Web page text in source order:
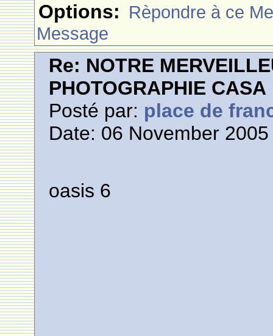
Options: Rèpondre à ce
Message
Re: NOTRE
PHOTOGRAPHIE CASA
Posté par: place de
Date: 06 November
oasis 6